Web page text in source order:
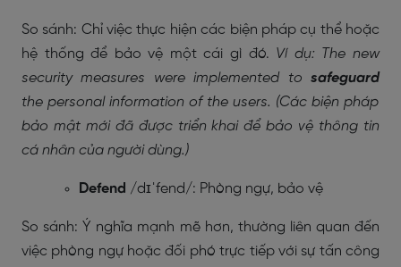
So sánh: Chỉ việc thực hiện các biện pháp cụ thể hoặc
hệ thống để bảo vệ một cái gì đó. Ví dụ: The new
security measures were implemented to safeguard
the personal information of the users. (Các biện pháp
bảo mật mới đã được triển khai để bảo vệ thông tin
cá nhân của người dùng.)
Defend /dɪˈfend/: Phòng ngự, bảo vệ
So sánh: Ý nghĩa mạnh mẽ hơn, thường liên quan đến
việc phòng ngự hoặc đối phó trực tiếp với sự tấn công